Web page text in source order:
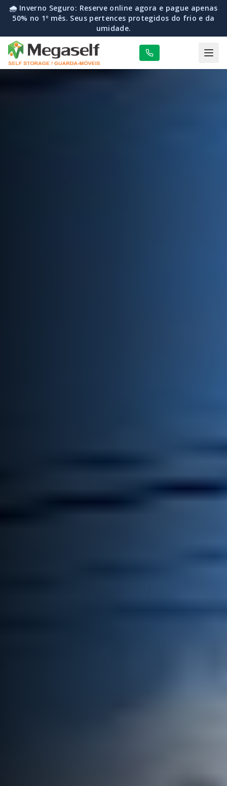
🌧️ Inverno Seguro: Reserve online agora e pague apenas
50% no 1º mês. Seus pertences protegidos do frio e da
umidade.